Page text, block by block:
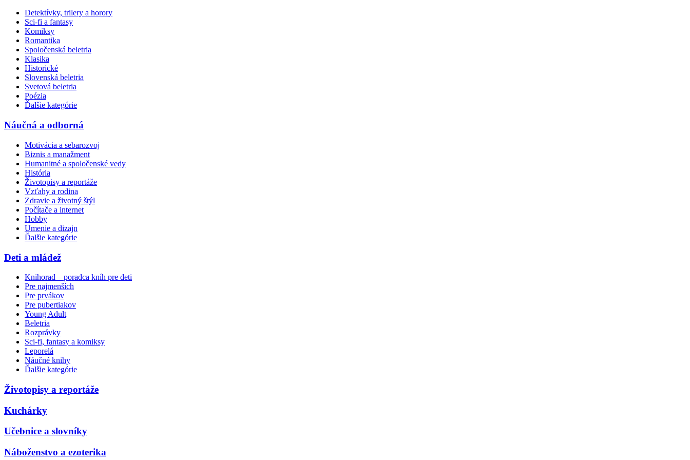
Detektívky, trilery a horory
Sci-fi a fantasy
Komiksy
Romantika
Spoločenská beletria
Klasika
Historické
Slovenská beletria
Svetová beletria
Poézia
Ďalšie kategórie
Náučná a odborná
Motivácia a sebarozvoj
Biznis a manažment
Humanitné a spoločenské vedy
História
Životopisy a reportáže
Vzťahy a rodina
Zdravie a životný štýl
Počítače a internet
Hobby
Umenie a dizajn
Ďalšie kategórie
Deti a mládež
Knihorad – poradca kníh pre deti
Pre najmenších
Pre prvákov
Pre pubertiakov
Young Adult
Beletria
Rozprávky
Sci-fi, fantasy a komiksy
Leporelá
Náučné knihy
Ďalšie kategórie
Životopisy a reportáže
Kuchárky
Učebnice a slovníky
Náboženstvo a ezoterika